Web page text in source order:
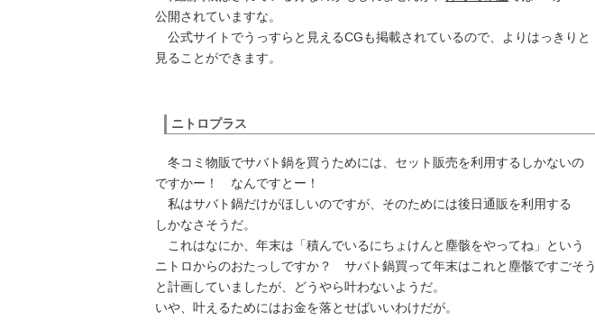
公開されていますな。
公式サイトでうっすらと見えるCGも掲載されているので、よりはっきりと
見ることができます。
ニトロプラス
冬コミ物販でサバト鍋を買うためには、セット販売を利用するしかないの
ですかー！ なんですとー！
私はサバト鍋だけがほしいのですが、そのためには後日通販を利用する
しかなさそうだ。
これはなにか、年末は「積んでいるにちょけんと塵骸をやってね」という
ニトロからのおたっしですか？ サバト鍋買って年末はこれと塵骸ですごそう
と計画していましたが、どうやら叶わないようだ。
いや、叶えるためにはお金を落とせばいいわけだが。